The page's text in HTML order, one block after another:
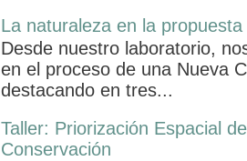
La naturaleza en la
Desde nuestro laboratorio,
en el proceso de una Nueva
destacando en tres...
Taller: Priorización Espacial
Conservación